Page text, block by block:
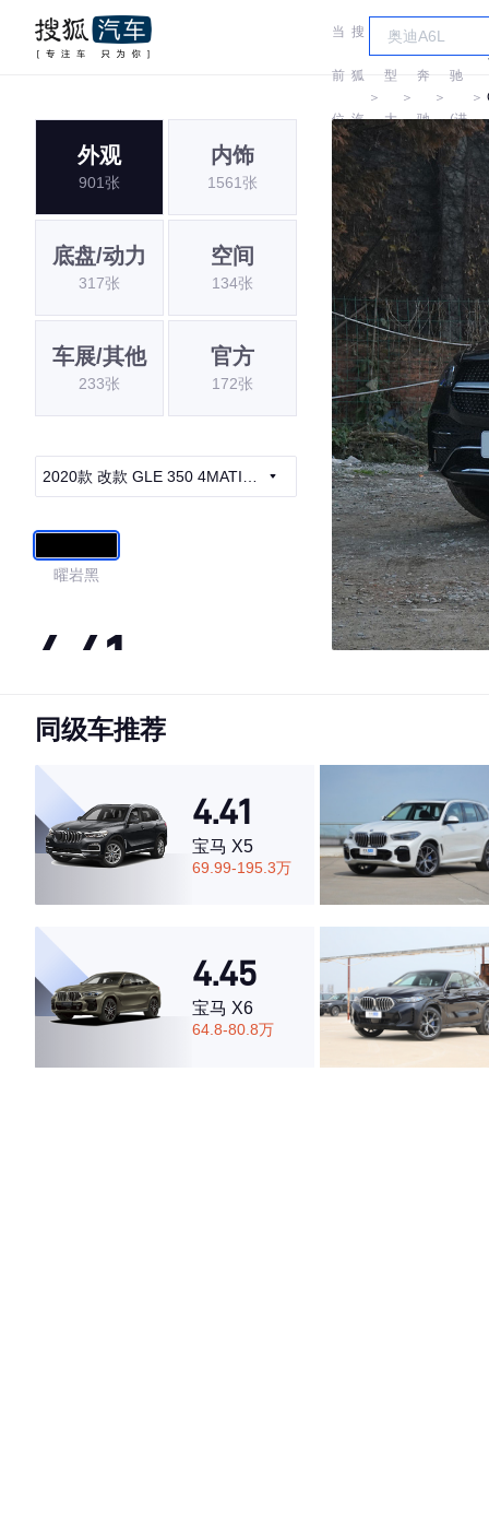
当
前
位
置:
搜
狐
汽
车
＞
车
型
大
全
＞
奔
驰
＞
驰
(进
口)
＞
外观
901张
内饰
1561张
底盘/动力
317张
空间
134张
车展/其他
233张
官方
172张
2020款 改款 GLE 350 4MATIC
曜岩黑
4.41
·外观表现一般，低于80%同级车
·空间表现一般，低于79%同级车
同级车推荐
4.41
宝马 X5
69.99-195.3万
4.45
宝马 X6
64.8-80.8万